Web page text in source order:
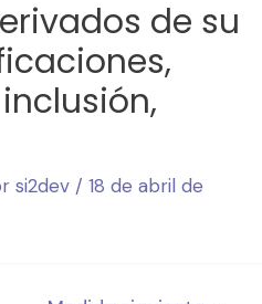
de su
si2dev / 18 de abril de